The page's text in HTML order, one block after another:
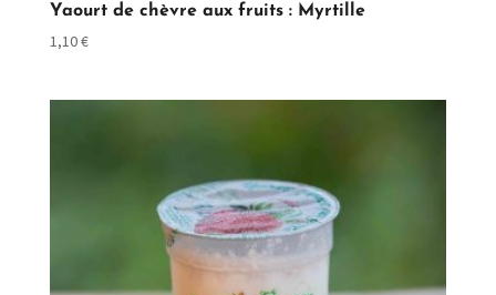
Yaourt de chèvre aux fruits : Myrtille
1,10€